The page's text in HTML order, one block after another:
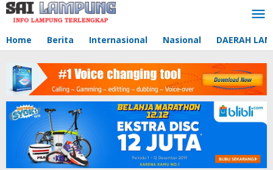
Lewati
Home Berita Internasional Nasional DAERAH